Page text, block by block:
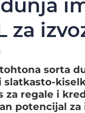
za
sorta
slatkasto-
za regale i
potencijal